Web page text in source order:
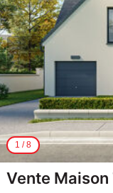
1 /8
Vente Maison